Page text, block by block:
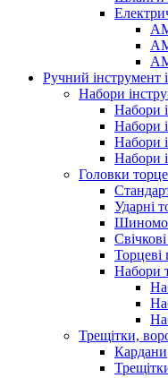
Ручний інструмент
Набори
Набори
Набори
Набори
Набори
Головки
Ударні
Набори
Трещітки,
Кардани